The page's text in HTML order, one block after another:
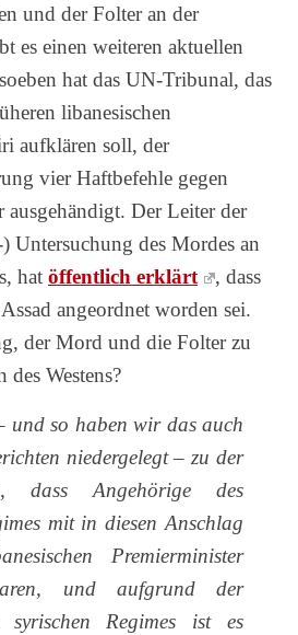
und der Folter an der
es einen weiteren aktuellen
hat das UN-Tribunal, das
libanesischen
aufklären soll, der
vier Haftbefehle gegen
Der Leiter der
Untersuchung des Mordes an
hat öffentlich erklärt
, dass
angeordnet worden sei.
der Mord und die Folter zu
des Westens?
und so haben wir das auch
niedergelegt – zu der
dass Angehörige des
mit in diesen Anschlag
Premierminister
und aufgrund der
syrischen Regimes ist es